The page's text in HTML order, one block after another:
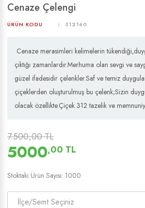
Cenaze Çelengi
ÜRÜN KODU 312140
Cenaze merasimleri kelimelerin
çıktığı zamanlardır.Merhuma olan sevgi ve
güzel ifadesidir çelenkler.Saf ve temiz
çiçeklerden oluşturulmuş bu çelenk;Sizin
olacak özellikte.Çiçek 312 tazelik ve
7.500,00 TL
5000,00 TL
Stoktaki Ürün Sayısı: 1000
İlçe/Semt Seçiniz